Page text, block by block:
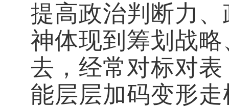
提高政治判断力
神体现到筹划战
去，经常对标对
能层层加码变形